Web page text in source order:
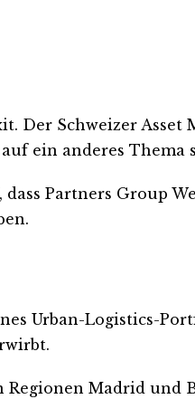
Der Schweizer
ein anderes Thema
Partners Group
Urban-Logistics-
Madrid und